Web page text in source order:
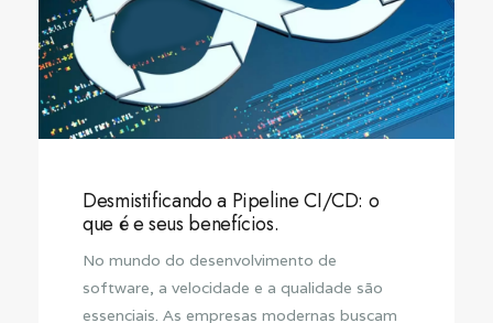
Desmistificando a Pipeline CI/CD: o
que é e seus benefícios.
No mundo do desenvolvimento de
software, a velocidade e a qualidade são
essenciais. As empresas modernas buscam